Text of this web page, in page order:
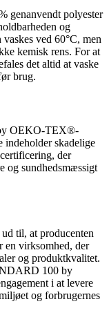
genanvendt polyester
og
ved 60°C, men
kemisk rens. For at
det altid at vaske
brug.
OEKO-TEX®-
indeholder skadelige
der
og sundhedsmæssigt
til, at producenten
en virksomhed, der
og produktkvalitet.
100 by
i at levere
og forbrugernes